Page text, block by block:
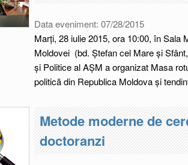
Data eveniment: 07/28/2015
Marți, 28 iulie 2015, ora 10:00, în Sala
Moldovei (bd. Ştefan cel Mare şi
şi Politice al AŞM a organizat Masa
politică din Republica Moldova şi
Metode moderne de
doctoranzi